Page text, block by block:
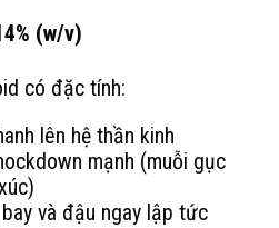
(w/v)
có đặc tính:
lên hệ thần kinh
mạnh (muỗi gục
và đậu ngay lập tức